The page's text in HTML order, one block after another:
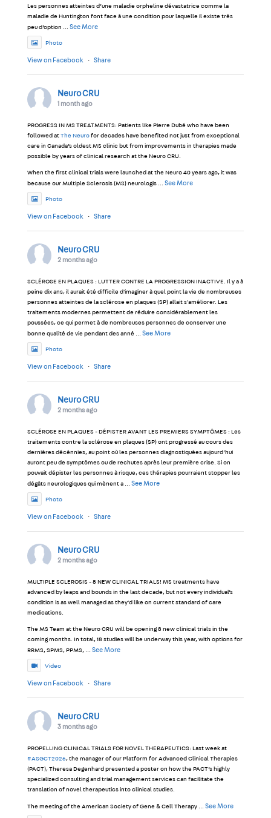
Les personnes atteintes d’une maladie orpheline dévastatrice comme la
maladie de Huntington font face à une condition pour laquelle il existe très
peu d’option
See More
Photo
View on Facebook · Share
Neuro CRU
1 month ago
PROGRESS IN MS TREATMENTS: Patients like Pierre Dubé who have been
followed at The Neurofor decades have benefited not just from exceptional
care in Canada’s oldest MS clinic but from improvements in therapies made
possible by years of clinical research at the Neuro CRU.
When the first clinical trials were launched at the Neuro 40 years ago, it was
because our Multiple Sclerosis (MS) neurologis
See More
Photo
View on Facebook · Share
Neuro CRU
2 months ago
SCLÉROSE EN PLAQUES : LUTTER CONTRE LA PROGRESSION INACTIVE. Il y a à
peine dix ans, il aurait été difficile d'imaginer à quel point la vie de nombreuses
personnes atteintes de la sclérose en plaques (SP) allait s'améliorer. Les
traitements modernes permettent de réduire considérablement les
poussées, ce qui permet à de nombreuses personnes de conserver une
bonne qualité de vie pendant des anné
See More
Photo
View on Facebook · Share
Neuro CRU
2 months ago
SCLÉROSE EN PLAQUES - DÉPISTER AVANT LES PREMIERS SYMPTÔMES : Les
traitements contre la sclérose en plaques (SP) ont progressé au cours des
dernières décénnies, au point où les personnes diagnostiquées aujourd’hui
auront peu de symptômes ou de rechutes après leur première crise. Si on
pouvait dépister les personnes à risque, ces thérapies pourraient stopper les
dégâts neurologiques qui mènent a
See More
Photo
View on Facebook · Share
Neuro CRU
2 months ago
MULTIPLE SCLEROSIS - 8 NEW CLINICAL TRIALS! MS treatments have
advanced by leaps and bounds in the last decade, but not every individual’s
condition is as well managed as they'd like on current standard of care
medications.
The MS Team at the Neuro CRU will be opening 8 new clinical trials in the
coming months. In total, 18 studies will be underway this year, with options for
RRMS, SPMS, PPMS,
See More
Video
View on Facebook · Share
Neuro CRU
3 months ago
PROPELLING CLINICAL TRIALS FOR NOVEL THERAPEUTICS: Last week at
#ASGCT2026 , the manager of our Platform for Advanced Clinical Therapies
(PACT), Theresa Degenhard presented a poster on how the PACT’s highly
specialized consulting and trial management services can facilitate the
translation of novel therapeutics into clinical studies.
The meeting of the American Society of Gene & Cell Therapy See More